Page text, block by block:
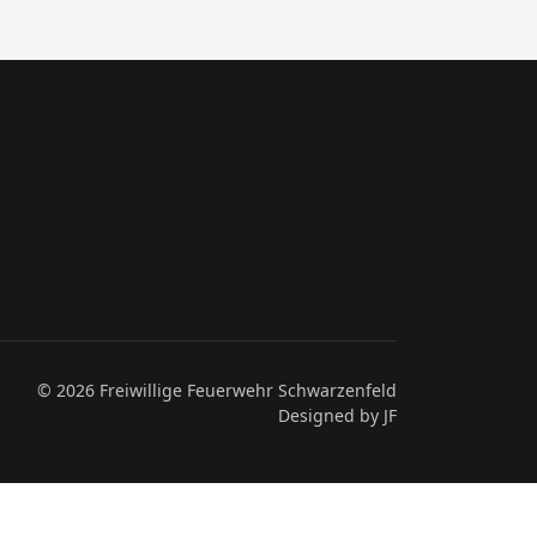
© 2026 Freiwillige Feuerwehr Schwarzenfeld
Designed by JF